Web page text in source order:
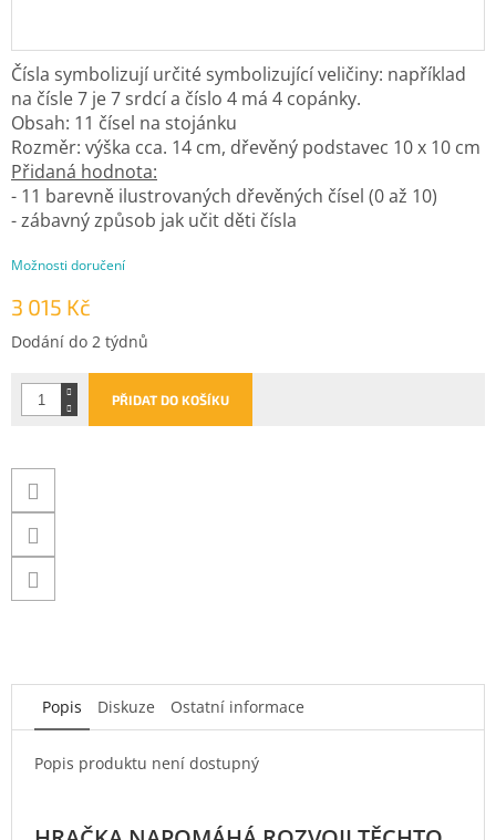
3 015 Kč
Měrná
Dodání do 2 týdnů
Možnosti doručení
PŘIDAT DO KOŠÍKU
Čísla symbolizují určité symbolizující veličiny: například
na čísle 7 je 7 srdcí a číslo 4 má 4 copánky.
Obsah: 11 čísel na stojánku
Rozměr: výška cca. 14 cm, dřevěný podstavec 10 x 10 cm
Přidaná hodnota:
- 11 barevně ilustrovaných dřevěných čísel (0 až 10)
- zábavný způsob jak učit děti čísla
Popis Diskuze Ostatní informace
Popis produktu není dostupný